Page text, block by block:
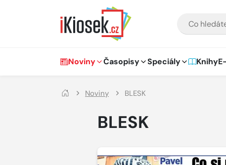
Hlavní navigace
Noviny Časopisy Speciály Knihy
Noviny BLESK
BLESK